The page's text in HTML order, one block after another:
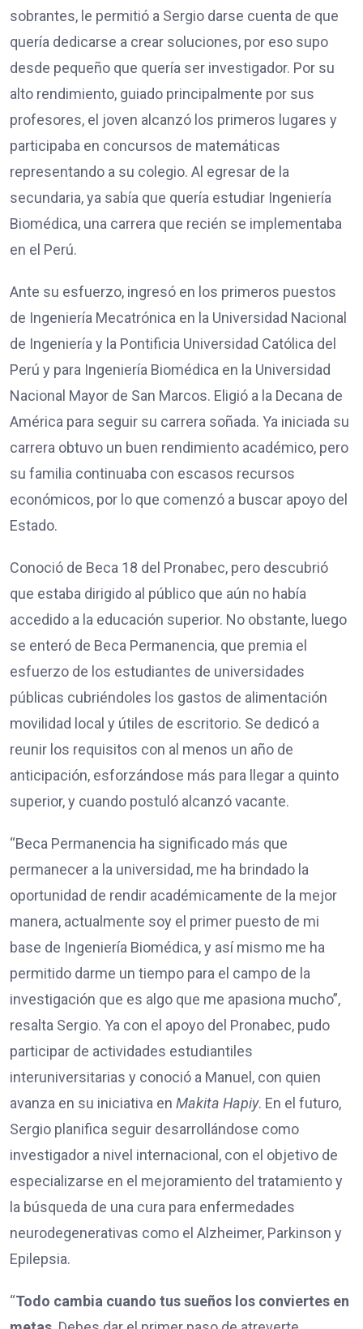
sobrantes, le permitió a Sergio darse cuenta de que
quería dedicarse a crear soluciones, por eso supo
desde pequeño que quería ser investigador. Por su
alto rendimiento, guiado principalmente por sus
profesores, el joven alcanzó los primeros lugares y
participaba en concursos de matemáticas
representando a su colegio. Al egresar de la
secundaria, ya sabía que quería estudiar Ingeniería
Biomédica, una carrera que recién se implementaba
en el Perú.
Ante su esfuerzo, ingresó en los primeros puestos
de Ingeniería Mecatrónica en la Universidad Nacional
de Ingeniería y la Pontificia Universidad Católica del
Perú y para Ingeniería Biomédica en la Universidad
Nacional Mayor de San Marcos. Eligió a la Decana de
América para seguir su carrera soñada. Ya iniciada su
carrera obtuvo un buen rendimiento académico, pero
su familia continuaba con escasos recursos
económicos, por lo que comenzó a buscar apoyo del
Estado.
Conoció de Beca 18 del Pronabec, pero descubrió
que estaba dirigido al público que aún no había
accedido a la educación superior. No obstante, luego
se enteró de Beca Permanencia, que premia el
esfuerzo de los estudiantes de universidades
públicas cubriéndoles los gastos de alimentación
movilidad local y útiles de escritorio. Se dedicó a
reunir los requisitos con al menos un año de
anticipación, esforzándose más para llegar a quinto
superior, y cuando postuló alcanzó vacante.
“Beca Permanencia ha significado más que
permanecer a la universidad, me ha brindado la
oportunidad de rendir académicamente de la mejor
manera, actualmente soy el primer puesto de mi
base de Ingeniería Biomédica, y así mismo me ha
permitido darme un tiempo para el campo de la
investigación que es algo que me apasiona mucho”,
resalta Sergio. Ya con el apoyo del Pronabec, pudo
participar de actividades estudiantiles
interuniversitarias y conoció a Manuel, con quien
avanza en su iniciativa en Makita Hapiy. En el futuro,
Sergio planifica seguir desarrollándose como
investigador a nivel internacional, con el objetivo de
especializarse en el mejoramiento del tratamiento y
la búsqueda de una cura para enfermedades
neurodegenerativas como el Alzheimer, Parkinson y
Epilepsia.
“Todo cambia cuando tus sueños los conviertes en